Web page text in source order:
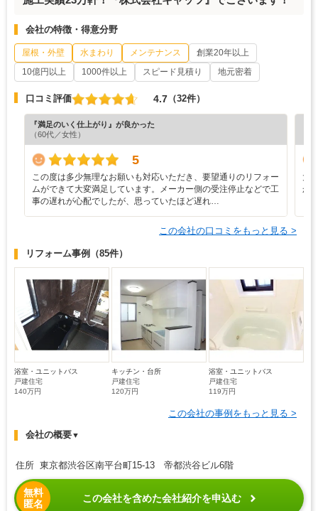
会社の特徴・得意分野
屋根・外壁 水まわり メンテナンス
創業20年以上
10億円以上
1000件以上 スピード見積り 地元密着
口コミ評価 4.7 （32件）
『満足のいく仕上がり』が良かった
（60代／女性）
5
この度は多少無理なお願いも対応いただき、要望通りのリフォー
ムができて大変満足しています。メーカー側の受注停止などで工
事の遅れが心配でしたが、思っていたほど遅れ…
大
か
この会社の口コミをもっと見る >
リフォーム事例 （85件）
浴室・ユニットバス
戸建住宅
140万円
キッチン・台所
戸建住宅
120万円
浴室・ユニットバス
戸建住宅
119万円
この会社の事例をもっと見る >
会社の概要▼
住所 東京都渋谷区南平台町15-13 帝都渋谷ビル6階
無料
匿名
この会社を含めた会社紹介を申込む